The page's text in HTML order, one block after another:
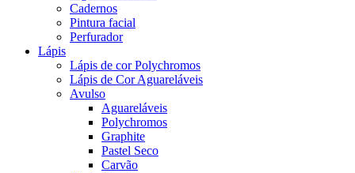
Cadernos
Pintura facial
Perfurador
Lápis
Lápis de cor Polychromos
Lápis de Cor Aguareláveis
Avulso
Aguareláveis
Polychromos
Graphite
Pastel Seco
Carvão